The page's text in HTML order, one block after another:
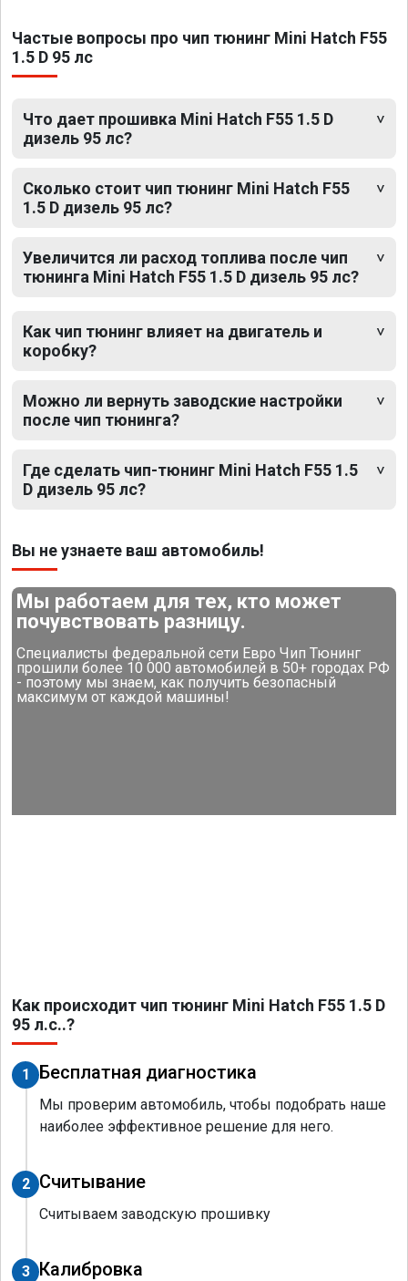
Частые вопросы про чип тюнинг Mini Hatch F55
1.5 D 95 лс
Что дает прошивка Mini Hatch F55 1.5 D
дизель 95 лс?
Сколько стоит чип тюнинг Mini Hatch F55
1.5 D дизель 95 лс?
Увеличится ли расход топлива после чип
тюнинга Mini Hatch F55 1.5 D дизель 95 лс?
Как чип тюнинг влияет на двигатель и
коробку?
Можно ли вернуть заводские настройки
после чип тюнинга?
Где сделать чип-тюнинг Mini Hatch F55 1.5
D дизель 95 лс?
Вы не узнаете ваш автомобиль!
Мы работаем для тех, кто может
почувствовать разницу.
Специалисты федеральной сети Евро Чип Тюнинг
прошили более 10 000 автомобилей в 50+ городах РФ
- поэтому мы знаем, как получить безопасный
максимум от каждой машины!
Как происходит чип тюнинг Mini Hatch F55 1.5 D
95 л.с..?
1 Бесплатная диагностика
Мы проверим автомобиль, чтобы подобрать наше
наиболее эффективное решение для него.
2 Считывание
Считываем заводскую прошивку
3 Калибровка